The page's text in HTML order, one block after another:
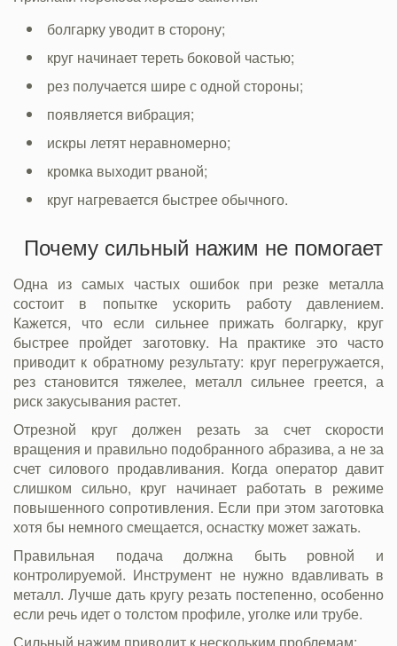
болгарку уводит в сторону;
круг начинает тереть боковой частью;
рез получается шире с одной стороны;
появляется вибрация;
искры летят неравномерно;
кромка выходит рваной;
круг нагревается быстрее обычного.
Почему сильный нажим не помогает
Одна из самых частых ошибок при резке металла
состоит в попытке ускорить работу давлением.
Кажется, что если сильнее прижать болгарку, круг
быстрее пройдет заготовку. На практике это часто
приводит к обратному результату: круг перегружается,
рез становится тяжелее, металл сильнее греется, а
риск закусывания растет.
Отрезной круг должен резать за счет скорости
вращения и правильно подобранного абразива, а не за
счет силового продавливания. Когда оператор давит
слишком сильно, круг начинает работать в режиме
повышенного сопротивления. Если при этом заготовка
хотя бы немного смещается, оснастку может зажать.
Правильная подача должна быть ровной и
контролируемой. Инструмент не нужно вдавливать в
металл. Лучше дать кругу резать постепенно, особенно
если речь идет о толстом профиле, уголке или трубе.